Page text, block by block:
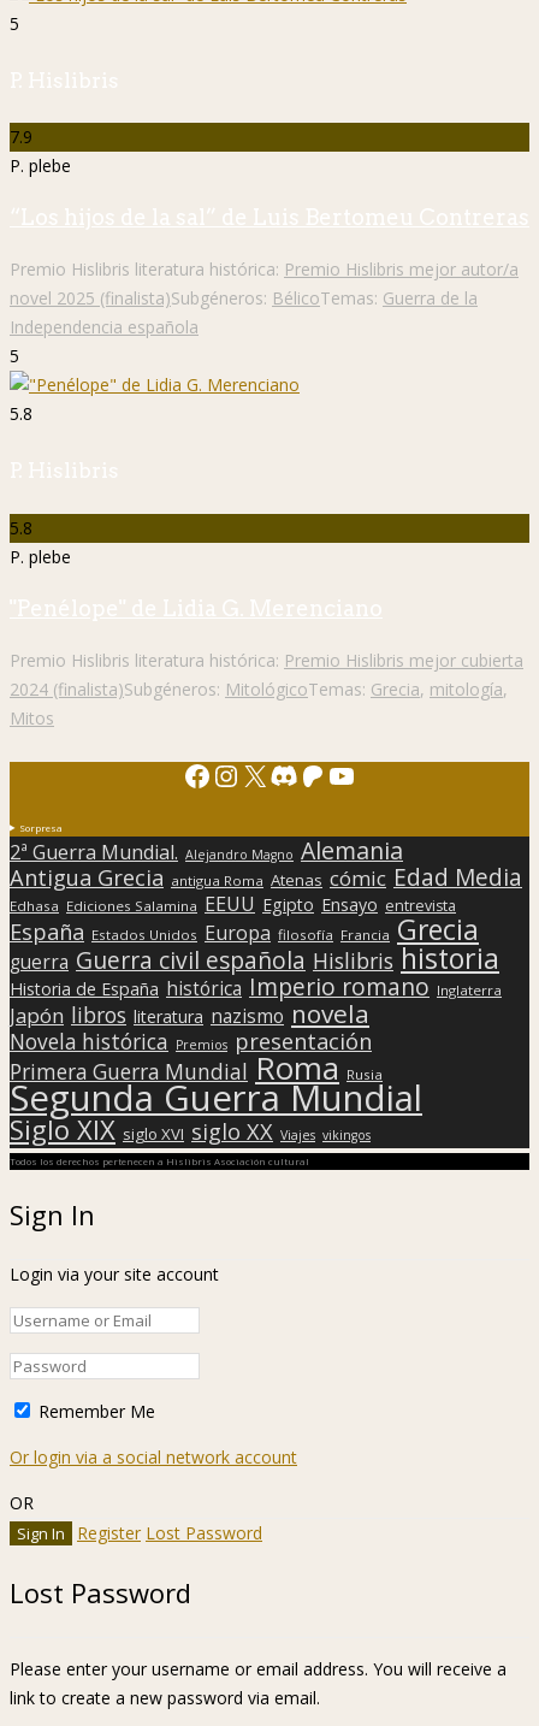
5
P. Hislibris
7.9
P. plebe
“Los hijos de la sal” de Luis Bertomeu Contreras
Premio Hislibris literatura histórica: Premio Hislibris mejor autor/a
novel 2025 (finalista)Subgéneros: BélicoTemas: Guerra de la
Independencia española
5
5.8
P. Hislibris
5.8
P. plebe
"Penélope" de Lidia G. Merenciano
Premio Hislibris literatura histórica: Premio Hislibris mejor cubierta
2024 (finalista)Subgéneros: MitológicoTemas: Grecia, mitología,
Mitos
Facebook
Instagram
X Discord
Patreon
YouTube
Sorpresa
2ª Guerra Mundial. Alejandro Magno Alemania
Antigua Grecia antigua Roma Atenas cómic Edad Media
Edhasa Ediciones Salamina EEUU Egipto Ensayo entrevista
España Estados Unidos Europa filosofía Francia Grecia
guerra Guerra civil española Hislibris historia
Historia de España histórica Imperio romano Inglaterra
Japón libros literatura nazismo novela
Novela histórica Premios presentación
Primera Guerra Mundial Roma Rusia
Segunda Guerra Mundial
Siglo XIX siglo XVI siglo XX Viajes vikingos
Todos los derechos pertenecen a Hislibris Asociación cultural
Sign In
Login via your site account
Remember Me
Or login via a social network account
OR
Register Lost Password
Lost Password
Please enter your username or email address. You will receive a
link to create a new password via email.